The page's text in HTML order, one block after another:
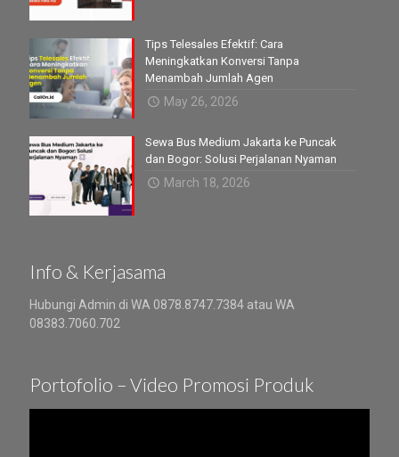
Tips Telesales Efektif: Cara
Meningkatkan Konversi Tanpa
Menambah Jumlah Agen
May 26, 2026
Sewa Bus Medium Jakarta ke Puncak
dan Bogor: Solusi Perjalanan Nyaman
March 18, 2026
Info & Kerjasama
Hubungi Admin di WA 0878.8747.7384 atau WA
08383.7060.702
Portofolio – Video Promosi Produk